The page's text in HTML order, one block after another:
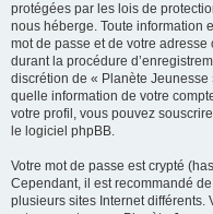
protégées par les lois de
nous héberge. Toute information
mot de passe et de votre
durant la procédure
discrétion de « Planète
quelle information de votre
votre profil, vous pouvez
le logiciel phpBB.
Votre mot de passe est crypté
Cependant, il est recommandé
plusieurs sites Internet différents.